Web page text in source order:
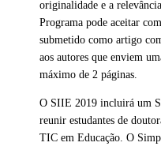
originalidade e a
Programa pode aceitar
submetido como artigo
aos autores que enviem
máximo de 2 páginas.
O SIIE 2019 incluirá um
reunir estudantes de
TIC em Educação. O